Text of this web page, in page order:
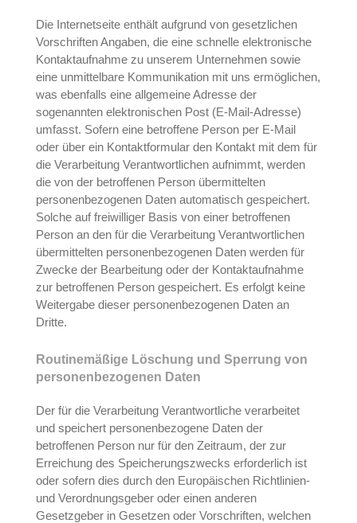
Die Internetseite enthält aufgrund von gesetzlichen
Vorschriften Angaben, die eine schnelle elektronische
Kontaktaufnahme zu unserem Unternehmen sowie
eine unmittelbare Kommunikation mit uns ermöglichen,
was ebenfalls eine allgemeine Adresse der
sogenannten elektronischen Post (E-Mail-Adresse)
umfasst. Sofern eine betroffene Person per E-Mail
oder über ein Kontaktformular den Kontakt mit dem für
die Verarbeitung Verantwortlichen aufnimmt, werden
die von der betroffenen Person übermittelten
personenbezogenen Daten automatisch gespeichert.
Solche auf freiwilliger Basis von einer betroffenen
Person an den für die Verarbeitung Verantwortlichen
übermittelten personenbezogenen Daten werden für
Zwecke der Bearbeitung oder der Kontaktaufnahme
zur betroffenen Person gespeichert. Es erfolgt keine
Weitergabe dieser personenbezogenen Daten an
Dritte.
Routinemäßige Löschung und Sperrung von
personenbezogenen Daten
Der für die Verarbeitung Verantwortliche verarbeitet
und speichert personenbezogene Daten der
betroffenen Person nur für den Zeitraum, der zur
Erreichung des Speicherungszwecks erforderlich ist
oder sofern dies durch den Europäischen Richtlinien-
und Verordnungsgeber oder einen anderen
Gesetzgeber in Gesetzen oder Vorschriften, welchen